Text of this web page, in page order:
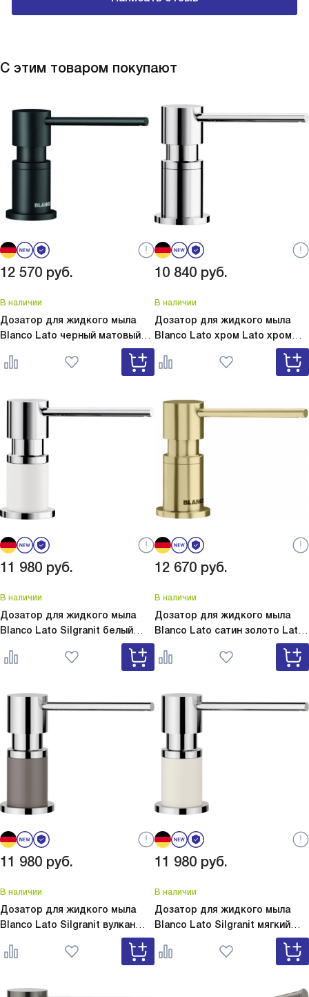
С этим товаром покупают
12 570 руб.
В наличии
Дозатор для жидкого мыла
Blanco Lato черный матовый
Lato черный матовый 525789
10 840 руб.
В наличии
Дозатор для жидкого мыла
Blanco Lato хром Lato хром
11 980 руб.
В наличии
Дозатор для жидкого мыла
Blanco Lato Silgranit белый
Lato Silgranit белый 525814
12 670 руб.
В наличии
Дозатор для жидкого мыла
Blanco Lato сатин золото Lato
11 980 руб.
В наличии
Дозатор для жидкого мыла
Blanco Lato Silgranit вулкан
Lato Silgranit вулкан
серый 526954
11 980 руб.
В наличии
Дозатор для жидкого мыла
Blanco Lato Silgranit мягкий
Lato Silgranit мягкий
белый 526955